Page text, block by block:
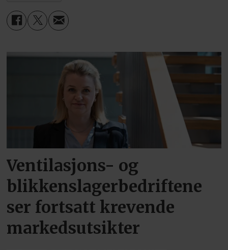
Ventilasjons- og
blikkenslagerbedriftene
ser fortsatt krevende
markedsutsikter